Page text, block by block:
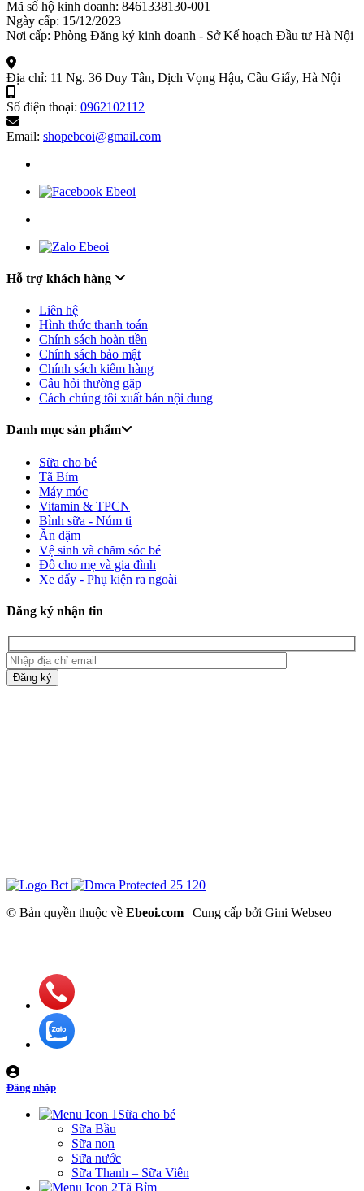
Mã số hộ kinh doanh: 8461338130-001
Ngày cấp: 15/12/2023
Nơi cấp: Phòng Đăng ký kinh doanh - Sở Kế hoạch Đầu tư Hà Nội
Địa chỉ: 11 Ng. 36 Duy Tân, Dịch Vọng Hậu, Cầu Giấy, Hà Nội
Số điện thoại: 0962102112
Email: shopebeoi@gmail.com
Hỗ trợ khách hàng
Liên hệ
Hình thức thanh toán
Chính sách hoàn tiền
Chính sách bảo mật
Chính sách kiểm hàng
Câu hỏi thường gặp
Cách chúng tôi xuất bản nội dung
Danh mục sản phẩm
Sữa cho bé
Tã Bỉm
Máy móc
Vitamin & TPCN
Bình sữa - Núm ti
Ăn dặm
Vệ sinh và chăm sóc bé
Đồ cho mẹ và gia đình
Xe đẩy - Phụ kiện ra ngoài
Đăng ký nhận tin
Đăng ký
© Bản quyền thuộc về Ebeoi.com | Cung cấp bởi Gini Webseo
Đăng nhập
Sữa cho bé
Sữa Bầu
Sữa non
Sữa nước
Sữa Thanh – Sữa Viên
Tã Bỉm